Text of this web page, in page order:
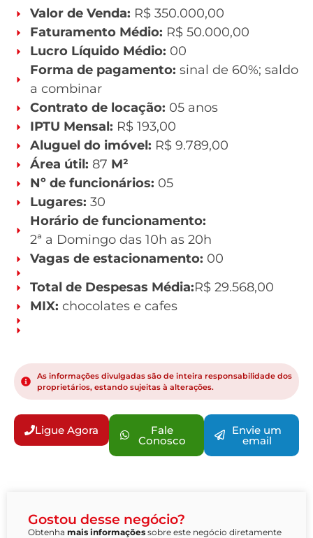
Valor de Venda: R$ 350.000,00
Faturamento Médio: R$ 50.000,00
Lucro Líquido Médio: 00
Forma de pagamento: sinal de 60%; saldo
a combinar
Contrato de locação: 05 anos
IPTU Mensal: R$ 193,00
Aluguel do imóvel: R$ 9.789,00
Área útil: 87 M²
Nº de funcionários: 05
Lugares: 30
Horário de funcionamento:
2ª a Domingo das 10h as 20h
Vagas de estacionamento: 00
Total de Despesas Média:R$ 29.568,00
MIX: chocolates e cafes
As informações divulgadas são de inteira responsabilidade dos
proprietários, estando sujeitas à alterações.
Ligue Agora Fale
Conosco
Envie um
email
Gostou desse negócio?
Obtenha mais informações sobre este negócio diretamente